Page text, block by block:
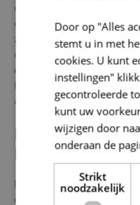
capaciteit
een kleinere zaal met
zijn
toegankelijk
voor
moderne faciliteiten. Bij de
duurzaamheid
. Met de
lucht/water-warmtepomp
aan de hedendaagse
EEN
IEDEREEN
Met de opening van OC de
ontmoetingsplek voor jong
Door op "Alles
stemt u in met
cookies. U kunt
instellingen"
gecontroleerde
kunt uw
wijzigen door
onderaan de
Strikt
noodzakelijk